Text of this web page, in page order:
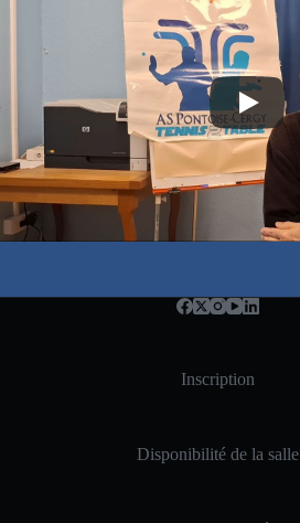
Inscription
Disponibilité de la salle